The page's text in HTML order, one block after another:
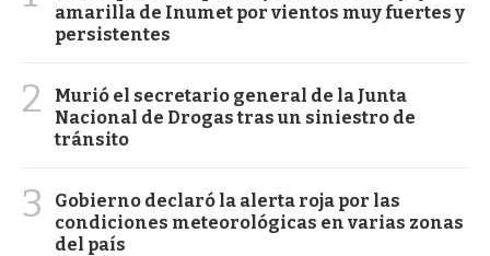
amarilla de Inumet por vientos muy fuertes y
persistentes
2
Murió el secretario general de la Junta
Nacional de Drogas tras un siniestro de
tránsito
3
Gobierno declaró la alerta roja por las
condiciones meteorológicas en varias zonas
del país